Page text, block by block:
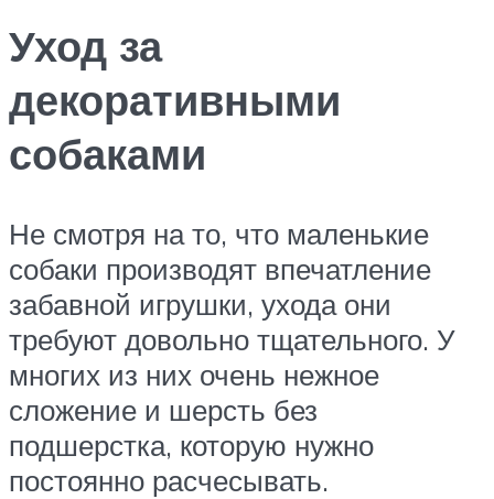
Уход за
декоративными
собаками
Не смотря на то, что маленькие
собаки производят впечатление
забавной игрушки, ухода они
требуют довольно тщательного. У
многих из них очень нежное
сложение и шерсть без
подшерстка, которую нужно
постоянно расчесывать.